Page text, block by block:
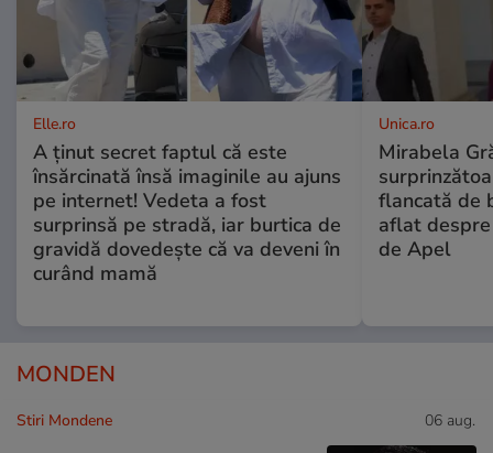
Elle.ro
A ținut secret faptul că este
însărcinată însă imaginile au ajuns
pe internet! Vedeta a fost
surprinsă pe stradă, iar burtica de
gravidă dovedește că va deveni în
curând mamă
Unica.ro
Mirabela
flancată de
aflat
de Apel
MONDEN
Stiri Mondene 06 aug.